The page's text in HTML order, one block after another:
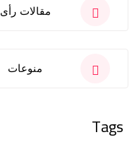
مقالات رأى
منوعات
Tags